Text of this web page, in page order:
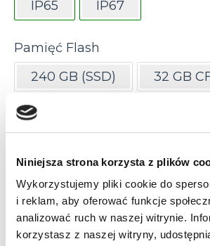
Niniejsza strona korzysta z plików
Wykorzystujemy pliki cookie do
i reklam, aby oferować funkcje
analizować ruch w naszej witrynie.
korzystasz z naszej witryny,
IP65
IP67
Pamięć Flash
240 GB (SSD)
32 GB
32 GB SDHC 32GB
Pamięć RAM
1 GB
16 GB 2 GB